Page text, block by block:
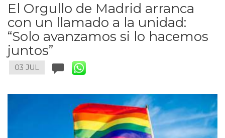
El Orgullo de Madrid arranca
con un llamado a la unidad:
“Solo avanzamos si lo hacemos
juntos”
03 JUL